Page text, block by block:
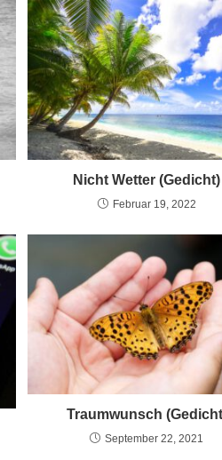
Nicht Wetter (Gedicht)
Februar 19, 2022
Traumwunsch
September 22, 2021